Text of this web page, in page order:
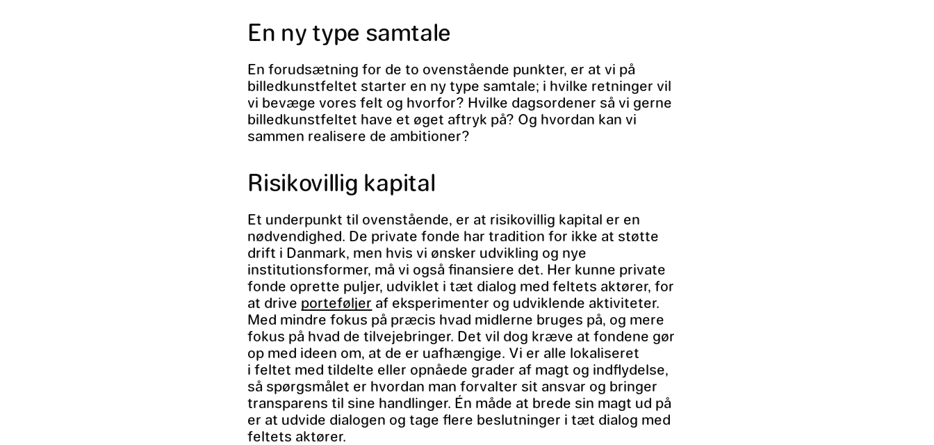
En ny type samtale
En forudsætning for de to ovenstående punkter, er at vi på
billedkunstfeltet starter en ny type samtale; i hvilke retninger vil
vi bevæge vores felt og hvorfor? Hvilke dagsordener så vi gerne
billedkunstfeltet have et øget aftryk på? Og hvordan kan vi
sammen realisere de ambitioner?
Risikovillig kapital
Et underpunkt til ovenstående, er at risikovillig kapital er en
nødvendighed. De private fonde har tradition for ikke at støtte
drift i Danmark, men hvis vi ønsker udvikling og nye
institutionsformer, må vi også finansiere det. Her kunne private
fonde oprette puljer, udviklet i tæt dialog med feltets aktører, for
at drive porteføljer af eksperimenter og udviklende aktiviteter.
Med mindre fokus på præcis hvad midlerne bruges på, og mere
fokus på hvad de tilvejebringer. Det vil dog kræve at fondene gør
op med ideen om, at de er uafhængige. Vi er alle lokaliseret
i feltet med tildelte eller opnåede grader af magt og indflydelse,
så spørgsmålet er hvordan man forvalter sit ansvar og bringer
transparens til sine handlinger. Én måde at brede sin magt ud på
er at udvide dialogen og tage flere beslutninger i tæt dialog med
feltets aktører.